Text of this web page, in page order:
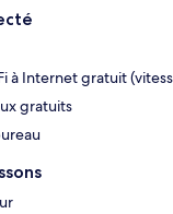
à Internet gratuit
gratuits